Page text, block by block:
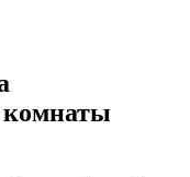
комнаты